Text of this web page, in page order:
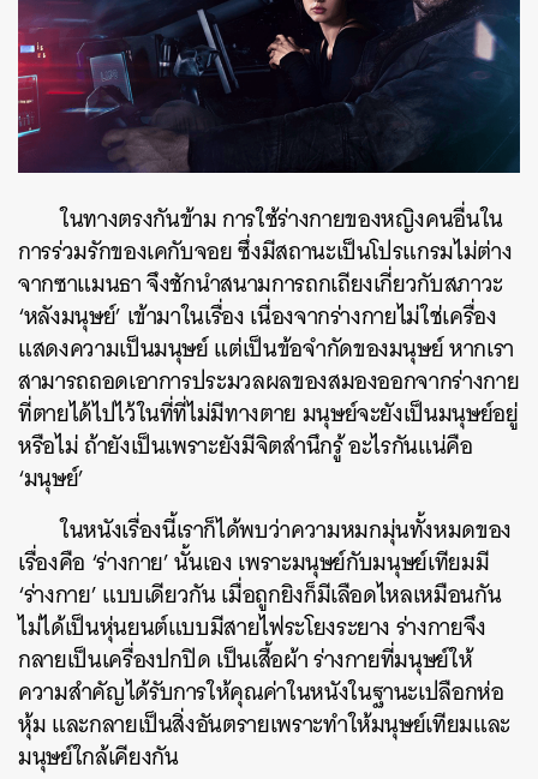
ในทางตรงกันข้าม การใช้ร่างกายของหญิงคนอื่นใน
การร่วมรักของเคกับจอย ซึ่งมีสถานะเป็นโปรแกรมไม่ต่าง
จากซาแมนธา จึงชักนำสนามการถกเถียงเกี่ยวกับสภาวะ
‘หลังมนุษย์’ เข้ามาในเรื่อง เนื่องจากร่างกายไม่ใช่เครื่อง
แสดงความเป็นมนุษย์ แต่เป็นข้อจำกัดของมนุษย์ หากเรา
สามารถถอดเอาการประมวลผลของสมองออกจากร่างกาย
ที่ตายได้ไปไว้ในที่ที่ไม่มีทางตาย มนุษย์จะยังเป็นมนุษย์อยู่
หรือไม่ ถ้ายังเป็นเพราะยังมีจิตสำนึกรู้ อะไรกันแน่คือ
‘มนุษย์’
ในหนังเรื่องนี้เราก็ได้พบว่าความหมกมุ่นทั้งหมดของ
เรื่องคือ ‘ร่างกาย’ นั้นเอง เพราะมนุษย์กับมนุษย์เทียมมี
‘ร่างกาย’ แบบเดียวกัน เมื่อถูกยิงก็มีเลือดไหลเหมือนกัน
ไม่ได้เป็นหุ่นยนต์แบบมีสายไฟระโยงระยาง ร่างกายจึง
กลายเป็นเครื่องปกปิด เป็นเสื้อผ้า ร่างกายที่มนุษย์ให้
ความสำคัญได้รับการให้คุณค่าในหนังในฐานะเปลือกห่อ
หุ้ม และกลายเป็นสิ่งอันตรายเพราะทำให้มนุษย์เทียมและ
มนุษย์ใกล้เคียงกัน